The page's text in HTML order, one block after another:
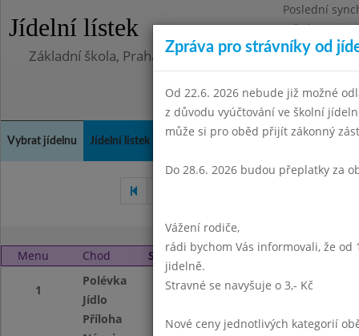
Jídelní lístek
Poslední
Středa
Základní škola, Praha 4, Na Líše 16
Vybrat jídelnu Jídelní lístek Kontakty a informace
Menu Chod Středa 1. 3. 2000
1
Polévka
Polévka gulášová
Jídlo
Příloha
ovoce
Zpráva pro strávníky od
Od 22.6. 2026 nebude již možné
z důvodu vyúčtování ve školní
může si pro oběd přijít zákonný
Do 28.6. 2026 budou přeplatky za
Vážení rodiče,
rádi bychom Vás informovali, že od
jidelně.
Stravné se navyšuje o 3,- Kč
Nové ceny jednotlivých kategorií